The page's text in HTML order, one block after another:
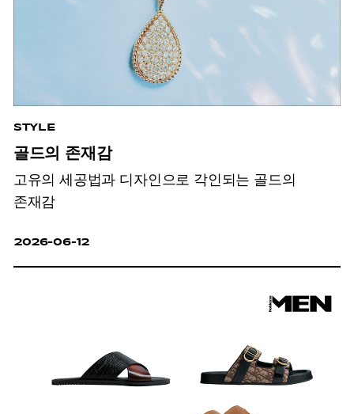
STYLE
골드의 존재감
고유의 세공법과 디자인으로 각인되는 골드의
존재감
2026-06-12